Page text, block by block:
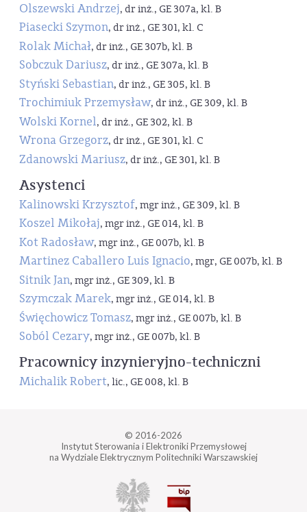
Olszewski Andrzej, dr inż., GE 307a, kl. B
Piasecki Szymon, dr inż., GE 301, kl. C
Rolak Michał, dr inż., GE 307b, kl. B
Sobczuk Dariusz, dr inż., GE 307a, kl. B
Styński Sebastian, dr inż., GE 305, kl. B
Trochimiuk Przemysław, dr inż., GE 309, kl. B
Wolski Kornel, dr inż., GE 302, kl. B
Wrona Grzegorz, dr inż., GE 301, kl. C
Zdanowski Mariusz, dr inż., GE 301, kl. B
Asystenci
Kalinowski Krzysztof, mgr inż., GE 309, kl. B
Koszel Mikołaj, mgr inż., GE 014, kl. B
Kot Radosław, mgr inż., GE 007b, kl. B
Martinez Caballero Luis Ignacio, mgr, GE 007b, kl. B
Sitnik Jan, mgr inż., GE 309, kl. B
Szymczak Marek, mgr inż., GE 014, kl. B
Święchowicz Tomasz, mgr inż., GE 007b, kl. B
Soból Cezary, mgr inż., GE 007b, kl. B
Pracownicy inzynieryjno-techniczni
Michalik Robert, lic., GE 008, kl. B
© 2016-2026
Instytut Sterowania i Elektroniki Przemysłowej
na Wydziale Elektrycznym Politechniki Warszawskiej